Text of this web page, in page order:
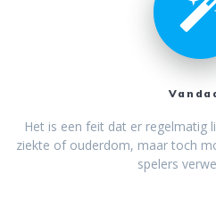
Het is een feit dat er regelmatig
ziekte of ouderdom, maar toch
spelers